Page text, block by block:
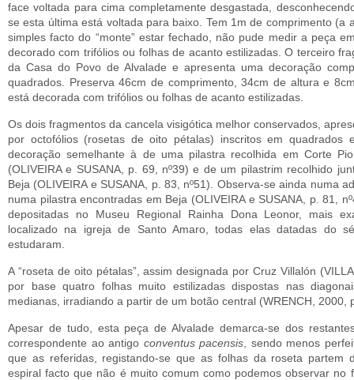
face voltada para cima completamente desgastada,
se esta última está voltada para baixo. Tem 1m de comprimento (a
simples facto do “monte” estar fechado, não pude medir a peça
decorado com trifólios ou folhas de acanto estilizadas. O terceiro
da Casa do Povo de Alvalade e apresenta uma decoração
quadrados. Preserva 46cm de comprimento, 34cm de altura e
está decorada com trifólios ou folhas de acanto estilizadas.
Os dois fragmentos da cancela visigótica melhor conserva­dos,
por octofólios (rosetas de oito pétalas) inscritos em quadrados
decoração semelhante à de uma pilastra recolhida em Corte
(OLIVEIRA e SUSANA, p. 69, nº39) e de um pilastrim recolhido
Beja (OLIVEI­RA e SUSANA, p. 83, nº51). Observa-se ainda numa
numa pilastra encontradas em Beja (OLIVEIRA e SUSANA, p. 81,
depositadas no Museu Regional Rainha Dona Leonor, mais
localizado na igreja de Santo Amaro, todas elas datadas do
estudaram.
A “roseta de oito pétalas”, assim designada por Cruz Villalón
por base quatro fo­lhas muito estilizadas dispostas nas
medianas, irradiando a partir de um botão cen­tral (WRENCH, 2000,
Apesar de tudo, esta peça de Alvalade demarca-se dos
correspondente ao antigo conventus pacensis , sendo menos
que as referidas, registando-se que as folhas da roseta partem
espiral facto que não é muito comum como podemos observar no